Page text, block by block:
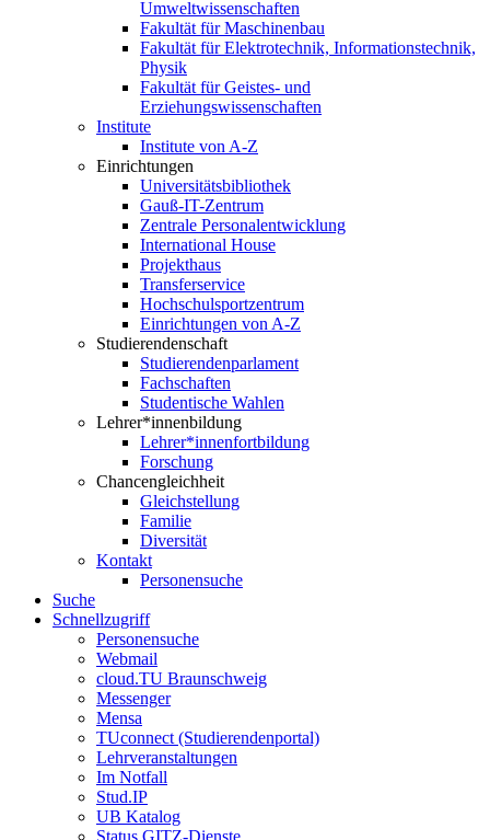
Umweltwissenschaften
Fakultät für Maschinenbau
Fakultät für Elektrotechnik, Informationstechnik,
Physik
Fakultät für Geistes- und
Erziehungswissenschaften
Institute
Institute von A-Z
Einrichtungen
Universitätsbibliothek
Gauß-IT-Zentrum
Zentrale Personalentwicklung
International House
Projekthaus
Transferservice
Hochschulsportzentrum
Einrichtungen von A-Z
Studierendenschaft
Studierendenparlament
Fachschaften
Studentische Wahlen
Lehrer*innenbildung
Lehrer*innenfortbildung
Forschung
Chancengleichheit
Gleichstellung
Familie
Diversität
Kontakt
Personensuche
Suche
Schnellzugriff
Personensuche
Webmail
cloud.TU Braunschweig
Messenger
Mensa
TUconnect (Studierendenportal)
Lehrveranstaltungen
Im Notfall
Stud.IP
UB Katalog
Status GITZ-Dienste